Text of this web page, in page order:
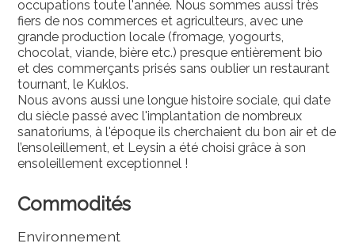
occupations toute l'année. Nous sommes aussi très
fiers de nos commerces et agriculteurs, avec une
grande production locale (fromage, yogourts,
chocolat, viande, bière etc.) presque entièrement bio
et des commerçants prisés sans oublier un restaurant
tournant, le Kuklos.
Nous avons aussi une longue histoire sociale, qui date
du siècle passé avec l'implantation de nombreux
sanatoriums, à l'époque ils cherchaient du bon air et de
l’ensoleillement, et Leysin a été choisi grâce à son
ensoleillement exceptionnel !
Commodités
Environnement